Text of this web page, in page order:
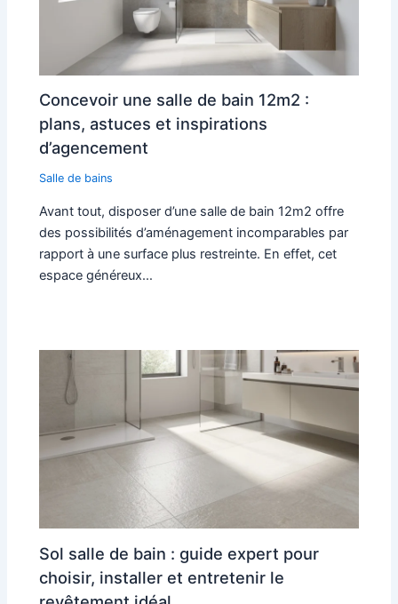
Concevoir une salle de bain 12m2 :
plans, astuces et inspirations
d’agencement
Salle de bains
Avant tout, disposer d’une salle de bain 12m2 offre
des possibilités d’aménagement incomparables par
rapport à une surface plus restreinte. En effet, cet
espace généreux…
Sol salle de bain : guide expert pour
choisir, installer et entretenir le